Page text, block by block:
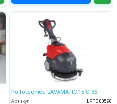
Portotecnica LAVAMATIC 15 C 35
Артикул
LPTE 00598